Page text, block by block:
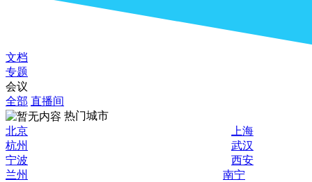
文档
专题
会议
全部 直播间
热门城市
北京
上海
杭州
武汉
宁波
西安
兰州
南宁